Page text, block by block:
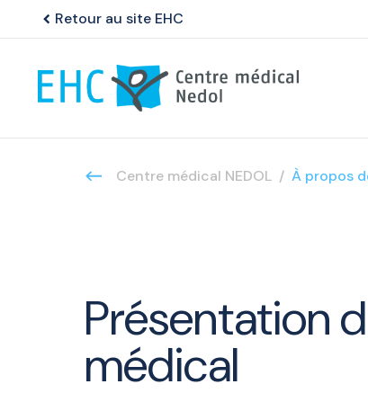
chevron_left Retour au site EHC
Centre médical NEDOL À propos
Présentation
médical